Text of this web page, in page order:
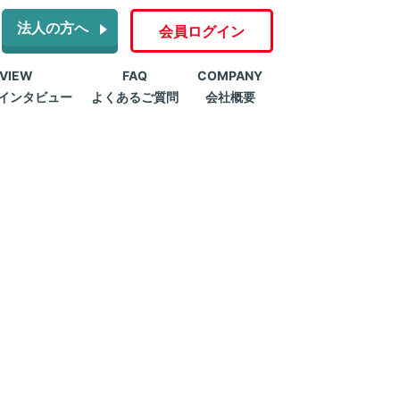
法人の方へ 会員ログイン
ンタビュー
FAQ
よくあるご質問
COMPANY
会社概要